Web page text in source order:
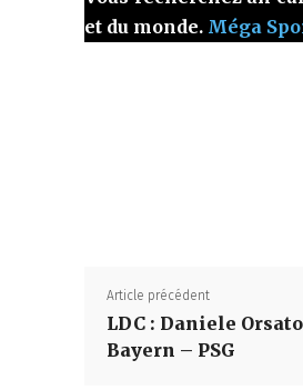
et du monde. Méga
Article précédent
LDC : Daniele
Bayern – PSG